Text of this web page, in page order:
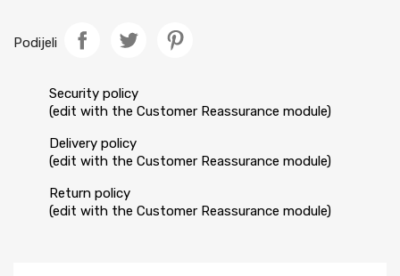
Podijeli
Security policy
(edit with the Customer Reassurance module)
Delivery policy
(edit with the Customer Reassurance module)
Return policy
(edit with the Customer Reassurance module)